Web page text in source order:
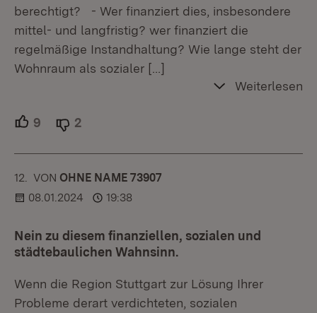
berechtigt? - Wer finanziert dies, insbesondere
mittel- und langfristig? wer finanziert die
regelmäßige Instandhaltung? Wie lange steht der
Wohnraum als sozialer […]
Weiterlesen
9 Unterstützer.
2
12. KOMMENTAR
VON :OHNE NAME 73907
08.01.2024
19:38
Nein zu diesem finanziellen, sozialen und
städtebaulichen Wahnsinn.
Wenn die Region Stuttgart zur Lösung Ihrer
Probleme derart verdichteten, sozialen